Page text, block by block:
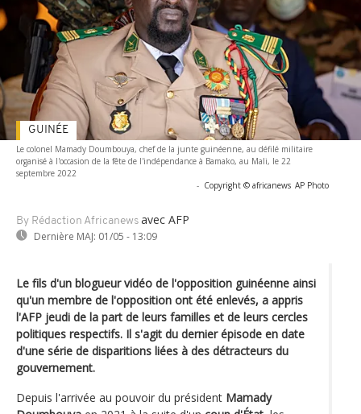
Le colonel Mamady Doumbouya, chef de la junte guinéenne, au défilé militaire
organisé à l'occasion de la fête de l'indépendance à Bamako, au Mali, le 22
septembre 2022
- Copyright © africanews AP Photo
By Rédaction Africanews avec AFP
Dernière MAJ: 01/05 - 13:09
GUINÉE
Le fils d'un blogueur vidéo de l'opposition guinéenne ainsi
qu'un membre de l'opposition ont été enlevés, a appris
l'AFP jeudi de la part de leurs familles et de leurs cercles
politiques respectifs. Il s'agit du dernier épisode en date
d'une série de disparitions liées à des détracteurs du
gouvernement.
Depuis l'arrivée au pouvoir du président Mamady